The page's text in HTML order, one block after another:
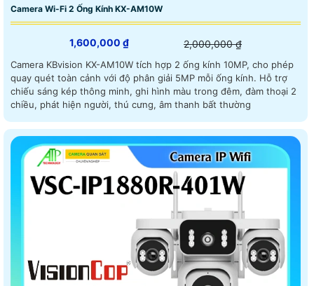
Camera Wi-Fi 2 Ống Kính KX-AM10W
1,600,000 ₫ 2,000,000 ₫
Camera KBvision KX-AM10W tích hợp 2 ống kính 10MP, cho phép
quay quét toàn cảnh với độ phân giải 5MP mỗi ống kính. Hỗ trợ
chiếu sáng kép thông minh, ghi hình màu trong đêm, đàm thoại 2
chiều, phát hiện người, thú cưng, âm thanh bất thường